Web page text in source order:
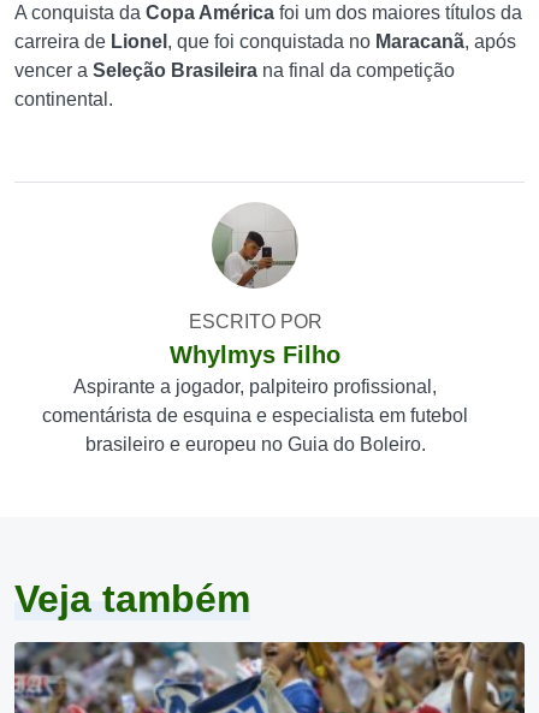
A conquista da Copa América foi um dos maiores títulos da
carreira de Lionel , que foi conquistada no Maracanã, após
vencer a Seleção Brasileira na final da competição
continental.
ESCRITO POR
Whylmys Filho
Aspirante a jogador, palpiteiro profissional,
comentárista de esquina e especialista em futebol
brasileiro e europeu no Guia do Boleiro.
Veja também